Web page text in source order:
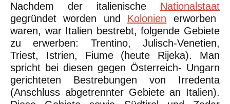
Nachdem der italienische Nationalstaat
gegründet worden und Kolonien erworben
waren, war Italien bestrebt, folgende Gebiete
zu erwerben: Trentino, Julisch-Venetien,
Triest, Istrien, Fiume (heute Rijeka). Man
spricht bei diesen gegen Österreich- Ungarn
gerichteten Bestrebungen von Irredenta
(Anschluss abgetrennter Gebiete an Italien).